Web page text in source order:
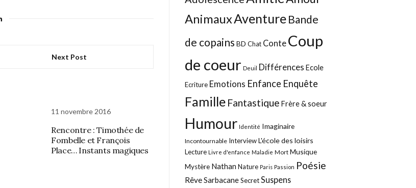
Next Post
11 novembre 2016
Rencontre : Timothée de
Fombelle et François
Place… Instants magiques
AnimauxAventure Bande
de copains BD Chat Conte Coup
de coeur Deuil Différences Ecole
Ecriture Emotions Enfance Enquête
Famille Fantastique Frère & soeur
Humour Identité Imaginaire
Incontournable Interview L'école des loisirs
Lecture Livre d'enfance Maladie Mort Musique
Mystère Nathan Nature Paris Passion Poésie
RêveSarbacane Secret Suspens